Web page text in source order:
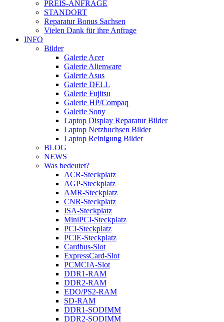
PREIS-ANFRAGE
STANDORT
Reparatur Bonus Sachsen
Vielen Dank für ihre Anfrage
INFO
Bilder
Galerie Acer
Galerie Alienware
Galerie Asus
Galerie DELL
Galerie Fujitsu
Galerie HP/Compaq
Galerie Sony
Laptop Display Reparatur Bilder
Laptop Netzbuchsen Bilder
Laptop Reinigung Bilder
BLOG
NEWS
Was bedeutet?
ACR-Steckplatz
AGP-Steckplatz
AMR-Steckplatz
CNR-Steckplatz
ISA-Steckplatz
MiniPCI-Steckplatz
PCI-Steckplatz
PCIE-Steckplatz
Cardbus-Slot
ExpressCard-Slot
PCMCIA-Slot
DDR1-RAM
DDR2-RAM
EDO/PS2-RAM
SD-RAM
DDR1-SODIMM
DDR2-SODIMM